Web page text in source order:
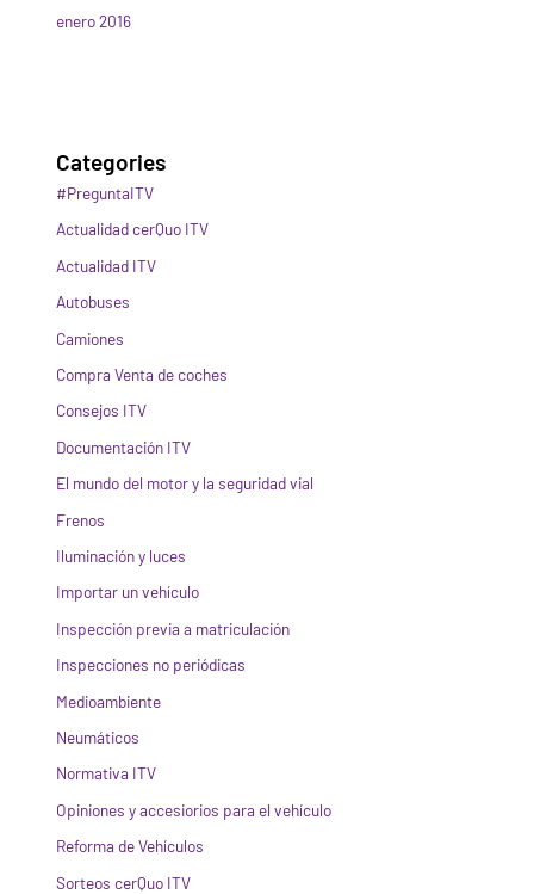
enero 2016
Categories
#PreguntaITV
Actualidad cerQuo ITV
Actualidad ITV
Autobuses
Camiones
Compra Venta de coches
Consejos ITV
Documentación ITV
El mundo del motor y la seguridad vial
Frenos
Iluminación y luces
Importar un vehículo
Inspección previa a matriculación
Inspecciones no periódicas
Medioambiente
Neumáticos
Normativa ITV
Opiniones y accesiorios para el vehículo
Reforma de Vehículos
Sorteos cerQuo ITV